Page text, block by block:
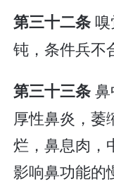
第三十二条
钝，条件兵不
第三十三条
厚性鼻炎，萎
烂，鼻息肉，
影响鼻功能的